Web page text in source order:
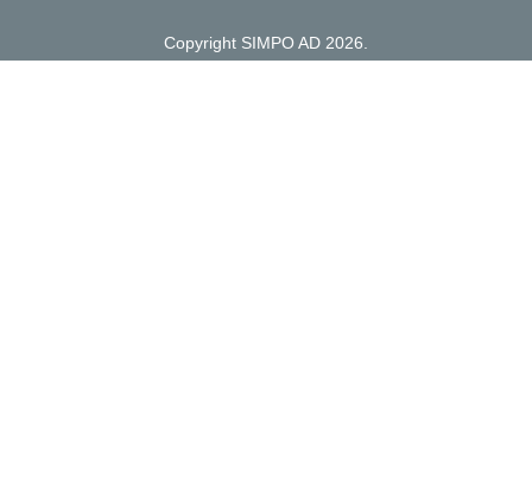
Copyright SIMPO AD 2026.